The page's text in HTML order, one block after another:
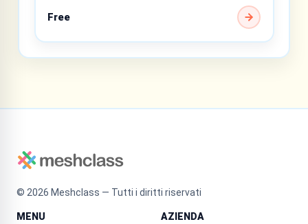
Free
© 2026 Meshclass — Tutti i diritti riservati
MENU AZIENDA